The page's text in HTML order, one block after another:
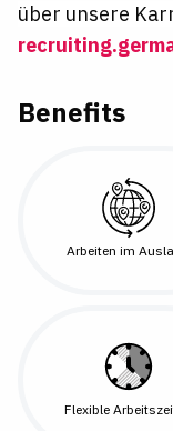
über unsere
Benefits
Arbeiten im
Flexible